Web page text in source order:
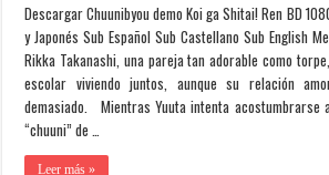
Descargar Chuunibyou demo Koi ga Shitai! Ren BD
y Japonés Sub Español Sub Castellano Sub English
Rikka Takanashi, una pareja tan adorable como
escolar viviendo juntos, aunque su relación
demasiado. Mientras Yuuta intenta acostumbrarse
“chuuni” de …
Leer más »